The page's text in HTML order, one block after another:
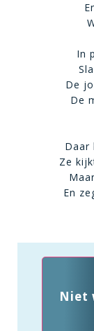
In
De
De
Daar
Ze
En
Niet